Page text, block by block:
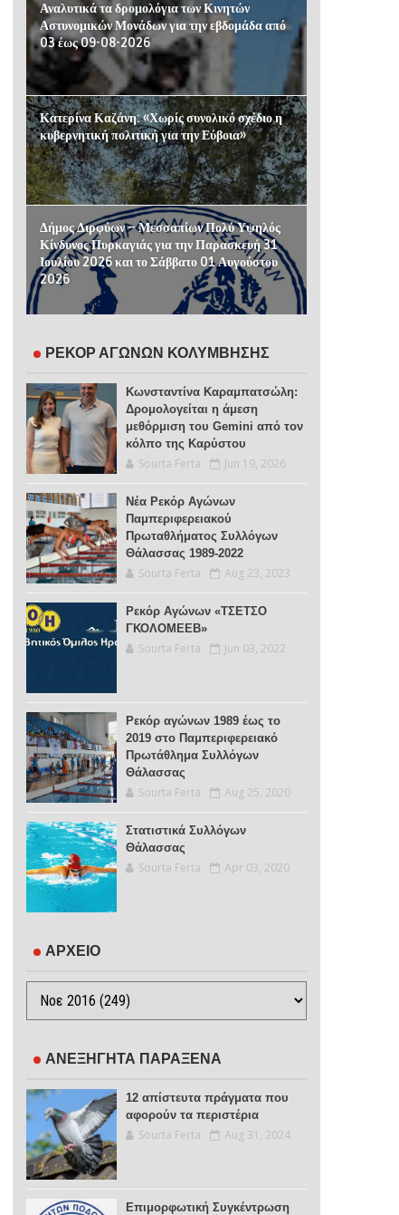
Αναλυτικά τα δρομολόγια των Κινητών
Αστυνομικών Μονάδων για την εβδομάδα από
03 έως 09-08-2026
Κατερίνα Καζάνη: «Χωρίς συνολικό σχέδιο η
κυβερνητική πολιτική για την Εύβοια»
Δήμος Διρφύων – Μεσσαπίων Πολύ Υψηλός
Κίνδυνος Πυρκαγιάς για την Παρασκευή 31
Ιουλίου 2026 και το Σάββατο 01 Αυγούστου
2026
ΡΕΚΟΡ ΑΓΩΝΩΝ ΚΟΛΥΜΒΗΣΗΣ
Κωνσταντίνα Καραμπατσώλη:
Δρομολογείται η άμεση
μεθόρμιση του Gemini από τον
κόλπο της Καρύστου
Sourta Ferta Jun 19, 2026
Νέα Ρεκόρ Αγώνων
Παμπεριφερειακού
Πρωταθλήματος Συλλόγων
Θάλασσας 1989-2022
Sourta Ferta Aug 23, 2023
Ρεκόρ Αγώνων «ΤΣΕΤΣΟ
ΓΚΟΛΟΜΕΕΒ»
Sourta Ferta Jun 03, 2022
Ρεκόρ αγώνων 1989 έως το
2019 στο Παμπεριφερειακό
Πρωτάθλημα Συλλόγων
Θάλασσας
Sourta Ferta Aug 25, 2020
Στατιστικά Συλλόγων
Θάλασσας
Sourta Ferta Apr 03, 2020
ΑΡΧΕΙΟ
ΑΝΕΞΗΓΗΤΑ ΠΑΡΑΞΕΝΑ
12 απίστευτα πράγματα που
αφορούν τα περιστέρια
Sourta Ferta Aug 31, 2024
Επιμορφωτική Συγκέντρωση